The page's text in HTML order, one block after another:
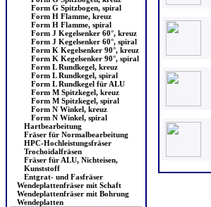
Form G Spitzbogen, spiral
Form H Flamme, kreuz
Form H Flamme, spiral
Form J Kegelsenker 60°, kreuz
Form J Kegelsenker 60°, spiral
Form K Kegelsenker 90°, kreuz
Form K Kegelsenker 90°, spiral
Form L Rundkegel, kreuz
Form L Rundkegel, spiral
Form L Rundkegel für ALU
Form M Spitzkegel, kreuz
Form M Spitzkegel, spiral
Form N Winkel, kreuz
Form N Winkel, spiral
Hartbearbeitung
Fräser für Normalbearbeitung
HPC-Hochleistungsfräser
Trochoidalfräsen
Fräser für ALU, Nichteisen,
Kunststoff
Entgrat- und Fasfräser
Wendeplattenfräser mit Schaft
Wendeplattenfräser mit Bohrung
Wendeplatten